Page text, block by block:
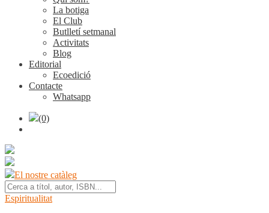
La botiga
El Club
Butlletí setmanal
Activitats
Blog
Editorial
Ecoedició
Contacte
Whatsapp
(0)
El nostre catàleg
Espiritualitat